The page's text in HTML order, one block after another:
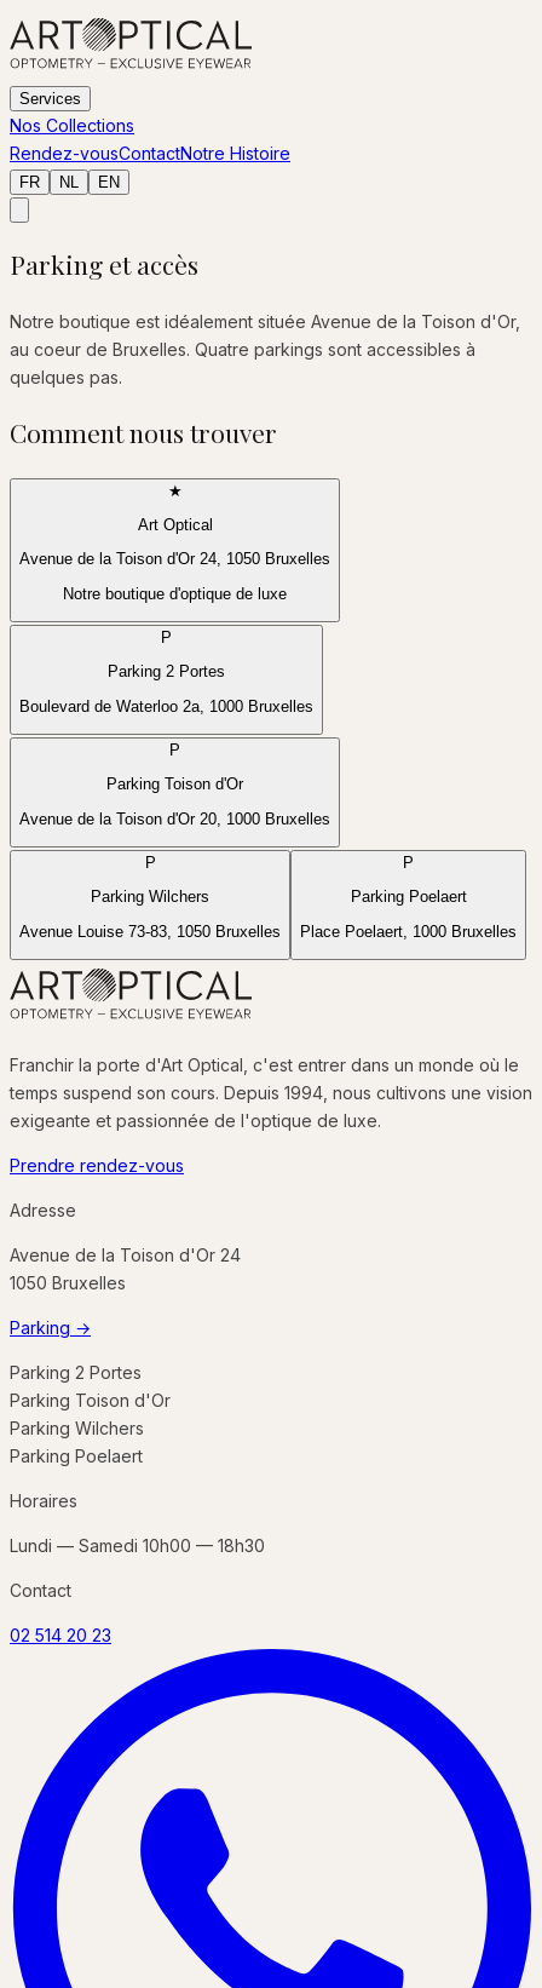
Services
Nos Collections
Rendez-vousContactNotre Histoire
FR NL EN
Parking et accès
Notre boutique est idéalement située Avenue de la Toison d'Or,
au coeur de Bruxelles. Quatre parkings sont accessibles à
quelques pas.
Comment nous trouver
★
Art Optical
Avenue de la Toison d'Or 24, 1050 Bruxelles
Notre boutique d'optique de luxe
P
Parking 2 Portes
Boulevard de Waterloo 2a, 1000 Bruxelles
P
Parking Toison d'Or
Avenue de la Toison d'Or 20, 1000 Bruxelles
P
Parking Wilchers
Avenue Louise 73-83, 1050 Bruxelles
P
Parking Poelaert
Place Poelaert, 1000 Bruxelles
★
+
−
Franchir la porte d'Art Optical, c'est entrer dans un monde où le
temps suspend son cours. Depuis 1994, nous cultivons une vision
exigeante et passionnée de l'optique de luxe.
Prendre rendez-vous
Adresse
Avenue de la Toison d'Or 24
1050 Bruxelles
Parking →
Parking 2 Portes
Parking Toison d'Or
Parking Wilchers
Parking Poelaert
Horaires
Lundi — Samedi 10h00 — 18h30
Contact
02 514 20 23